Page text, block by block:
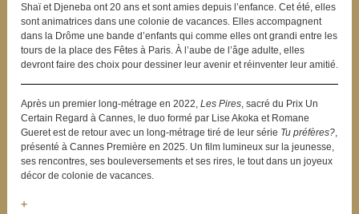
Shaï et Djeneba ont 20 ans et sont amies depuis l’enfance. Cet été, elles
sont animatrices dans une colonie de vacances. Elles accompagnent
dans la Drôme une bande d’enfants qui comme elles ont grandi entre les
tours de la place des Fêtes à Paris. À l’aube de l’âge adulte, elles
devront faire des choix pour dessiner leur avenir et réinventer leur amitié.
Après un premier long-métrage en 2022, Les Pires, sacré du Prix Un
Certain Regard à Cannes, le duo formé par Lise Akoka et Romane
Gueret est de retour avec un long-métrage tiré de leur série Tu préfères?,
présenté à Cannes Première en 2025. Un film lumineux sur la jeunesse,
ses rencontres, ses bouleversements et ses rires, le tout dans un joyeux
décor de colonie de vacances.
+